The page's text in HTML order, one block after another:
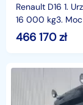
Renault D16 1.
16 000 kg3.
EURO 65.
466 170zł